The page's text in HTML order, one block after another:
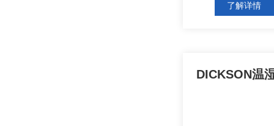
了解详情
DICKSON温